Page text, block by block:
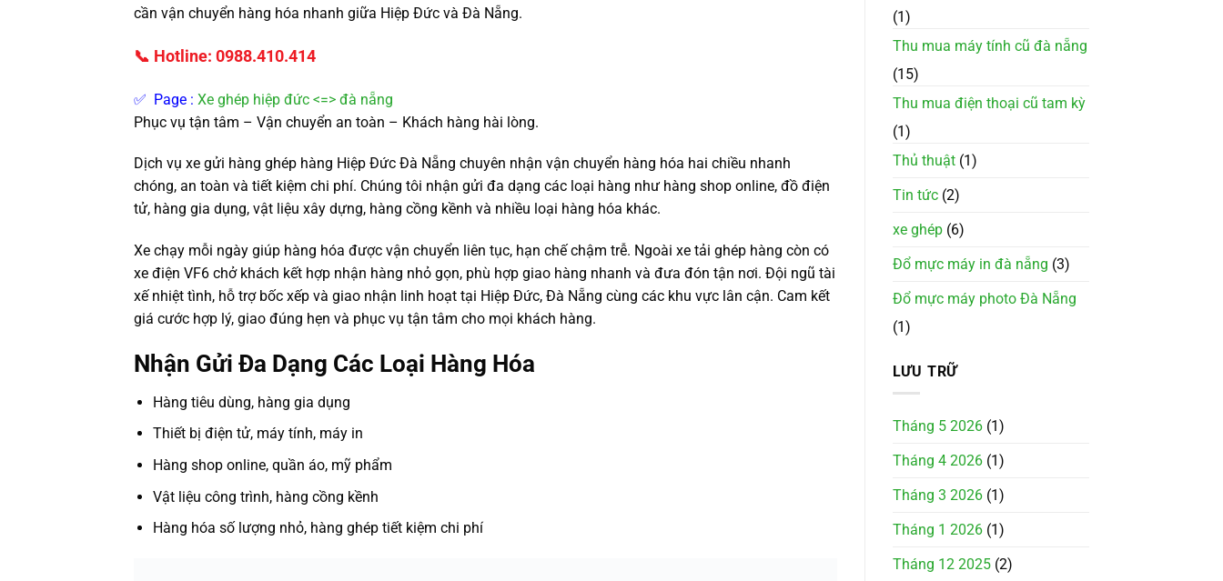
cần vận chuyển hàng hóa nhanh giữa Hiệp Đức và Đà Nẵng.
📞 Hotline: 0988.410.414
✅ Page : Xe ghép hiệp đức <=> đà nẵng
Phục vụ tận tâm – Vận chuyển an toàn – Khách hàng hài lòng.
Dịch vụ xe gửi hàng ghép hàng Hiệp Đức Đà Nẵng chuyên nhận vận chuyển hàng hóa hai chiều nhanh
chóng, an toàn và tiết kiệm chi phí. Chúng tôi nhận gửi đa dạng các loại hàng như hàng shop online, đồ điện
tử, hàng gia dụng, vật liệu xây dựng, hàng cồng kềnh và nhiều loại hàng hóa khác.
Xe chạy mỗi ngày giúp hàng hóa được vận chuyển liên tục, hạn chế chậm trễ. Ngoài xe tải ghép hàng còn có
xe điện VF6 chở khách kết hợp nhận hàng nhỏ gọn, phù hợp giao hàng nhanh và đưa đón tận nơi. Đội ngũ tài
xế nhiệt tình, hỗ trợ bốc xếp và giao nhận linh hoạt tại Hiệp Đức, Đà Nẵng cùng các khu vực lân cận. Cam kết
giá cước hợp lý, giao đúng hẹn và phục vụ tận tâm cho mọi khách hàng.
Nhận Gửi Đa Dạng Các Loại Hàng Hóa
Hàng tiêu dùng, hàng gia dụng
Thiết bị điện tử, máy tính, máy in
Hàng shop online, quần áo, mỹ phẩm
Vật liệu công trình, hàng cồng kềnh
Hàng hóa số lượng nhỏ, hàng ghép tiết kiệm chi phí
(1)
Thu mua máy tính cũ đà nẵng
(15)
Thu mua điện thoại cũ tam kỳ
(1)
Thủ thuật(1)
Tin tức(2)
xe ghép(6)
Đổ mực máy in đà nẵng (3)
Đổ mực máy photo Đà Nẵng
(1)
LƯU TRỮ
Tháng 5 2026(1)
Tháng 4 2026(1)
Tháng 3 2026(1)
Tháng 1 2026(1)
Tháng 12 2025(2)